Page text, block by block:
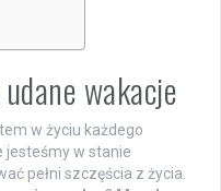
wakacje
w życiu każdego
jesteśmy w stanie
pełni szczęścia z życia.